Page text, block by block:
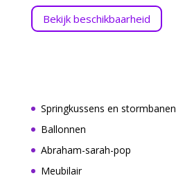
Bekijk beschikbaarheid
Springkussens en stormbanen
Ballonnen
Abraham-sarah-pop
Meubilair